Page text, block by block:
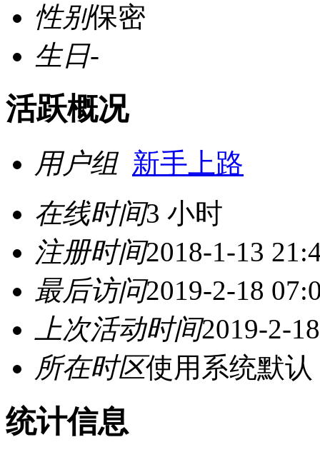
性别保密
生日-
活跃概况
用户组 新手上路
在线时间3 小时
注册时间2018-1-13
最后访问2019-2-18
上次活动时间2019-2-
所在时区使用系统默认
统计信息